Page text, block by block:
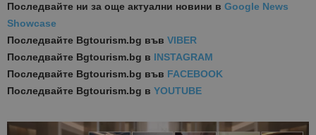
Последвайте ни за още актуални новини в Google News
Showcase
Последвайте Bgtourism.bg във VIBER
Последвайте Bgtourism.bg в INSTAGRAM
Последвайте Bgtourism.bg във FACEBOOK
Последвайте Bgtourism.bg в YOUTUBE